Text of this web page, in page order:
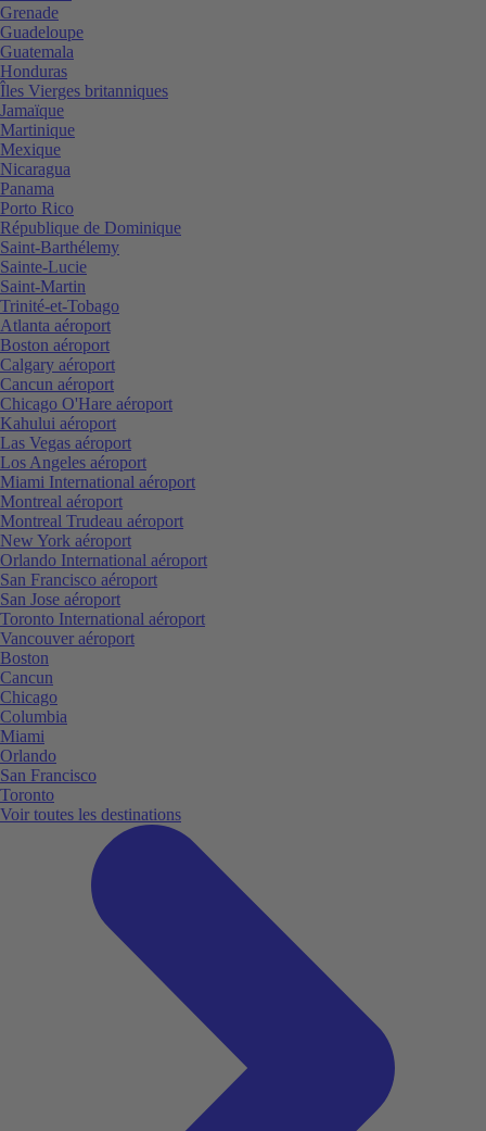
Grenade
Guadeloupe
Guatemala
Honduras
Îles Vierges britanniques
Jamaïque
Martinique
Mexique
Nicaragua
Panama
Porto Rico
République de Dominique
Saint-Barthélemy
Sainte-Lucie
Saint-Martin
Trinité-et-Tobago
Atlanta aéroport
Boston aéroport
Calgary aéroport
Cancun aéroport
Chicago O'Hare aéroport
Kahului aéroport
Las Vegas aéroport
Los Angeles aéroport
Miami International aéroport
Montreal aéroport
Montreal Trudeau aéroport
New York aéroport
Orlando International aéroport
San Francisco aéroport
San Jose aéroport
Toronto International aéroport
Vancouver aéroport
Boston
Cancun
Chicago
Columbia
Miami
Orlando
San Francisco
Toronto
Voir toutes les destinations